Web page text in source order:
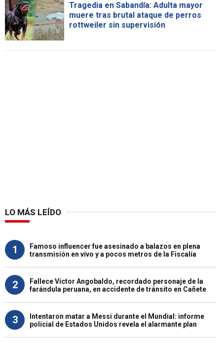
Tragedia en Sabandía: Adulta mayor
muere tras brutal ataque de perros
rottweiler sin supervisión
LO MÁS LEÍDO
1
Famoso influencer fue asesinado a balazos en plena
transmisión en vivo y a pocos metros de la Fiscalía
2
Fallece Víctor Angobaldo, recordado personaje de la
farándula peruana, en accidente de tránsito en Cañete
3
Intentaron matar a Messi durante el Mundial: informe
policial de Estados Unidos revela el alarmante plan